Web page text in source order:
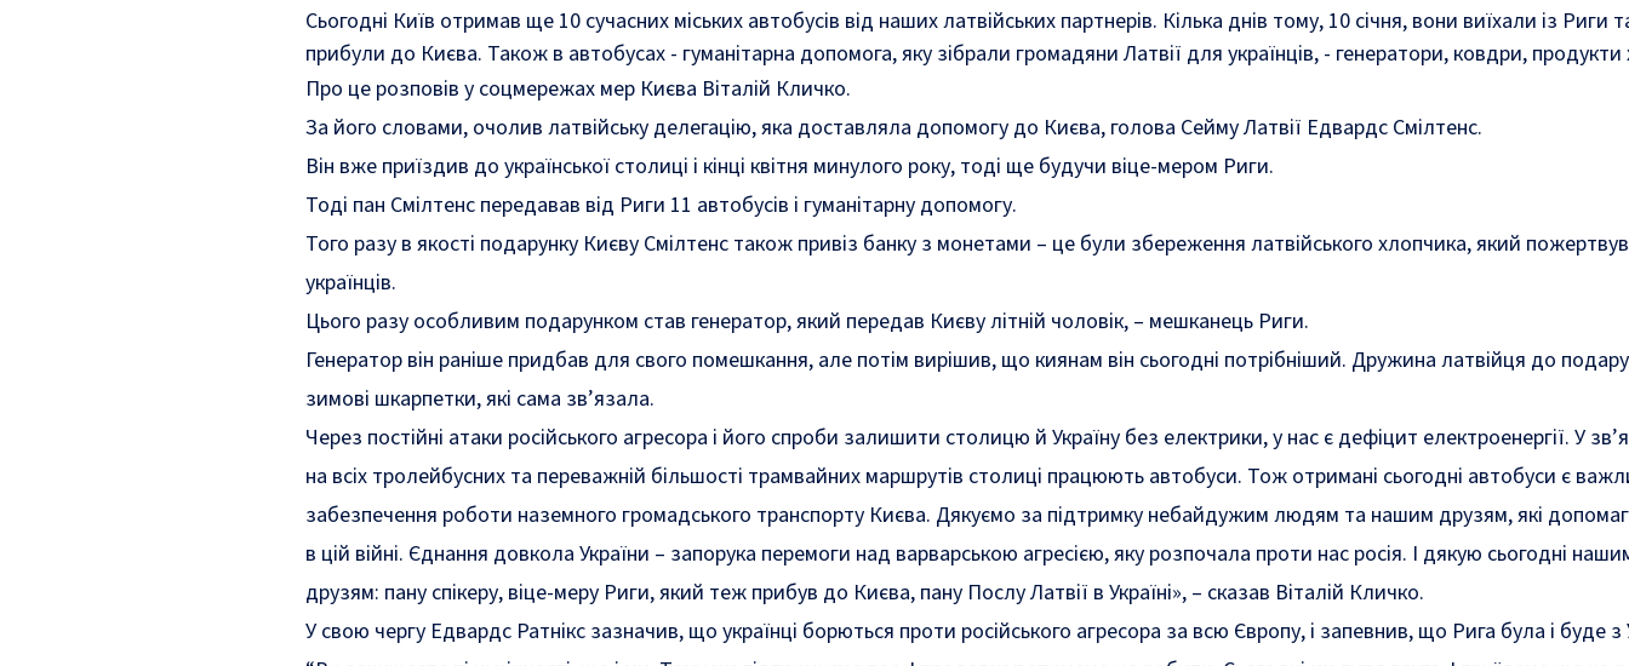
Сьогодні Київ отримав ще 10 сучасних міських автобусів від наших латвійських партнерів. Кілька днів тому, 10 січня, вони виїхали із Риги
прибули до Києва. Також в автобусах - гуманітарна допомога, яку зібрали громадяни Латвії для українців, - генератори, ковдри, продукти
Про це розповів у соцмережах мер Києва Віталій Кличко.
За його словами, очолив латвійську делегацію, яка доставляла допомогу до Києва, голова Сейму Латвії Едвардс Смілтенс.
Він вже приїздив до української столиці і кінці квітня минулого року, тоді ще будучи віце-мером Риги.
Тоді пан Смілтенс передавав від Риги 11 автобусів і гуманітарну допомогу.
Того разу в якості подарунку Києву Смілтенс також привіз банку з монетами – це були збереження латвійського хлопчика, який
українців.
Цього разу особливим подарунком став генератор, який передав Києву літній чоловік, – мешканець Риги.
Генератор він раніше придбав для свого помешкання, але потім вирішив, що киянам він сьогодні потрібніший. Дружина латвійця до
зимові шкарпетки, які сама зв’язала.
Через постійні атаки російського агресора і його спроби залишити столицю й Україну без електрики, у нас є дефіцит електроенергії. У
на всіх тролейбусних та переважній більшості трамвайних маршрутів столиці працюють автобуси. Тож отримані сьогодні автобуси є
забезпечення роботи наземного громадського транспорту Києва. Дякуємо за підтримку небайдужим людям та нашим друзям, які
в цій війні. Єднання довкола України – запорука перемоги над варварською агресією, яку розпочала проти нас росія. І дякую сьогодні
друзям: пану спікеру, віце-меру Риги, який теж прибув до Києва, пану Послу Латвії в Україні», – сказав Віталій Кличко.
У свою чергу Едвардс Ратнiкс зазначив, що українці борються проти російського агресора за всю Європу, і запевнив, що Рига була і буде